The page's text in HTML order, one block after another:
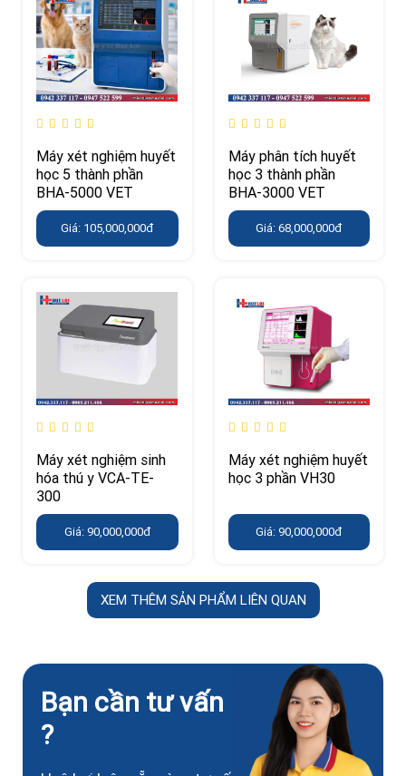
Máy xét nghiệm huyết
học 5 thành phần
BHA-5000 VET
Giá: 105,000,000đ
Máy phân tích huyết
học 3 thành phần
BHA-3000 VET
Giá: 68,000,000đ
Máy xét nghiệm sinh
hóa thú y VCA-TE-
300
Giá: 90,000,000đ
Máy xét nghiệm huyết
học 3 phần VH30
Giá: 90,000,000đ
XEM THÊM SẢN PHẨM LIÊN QUAN
Bạn cần tư vấn
?